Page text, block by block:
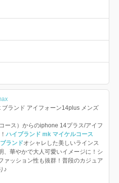
ランド アイフォーン14plus メンズ
ース）からのiphone 14プラス/アイフ
ハイブランド mk マイケルコース
ランドオシャレした美しいラインス
、華やかで大人可愛いイメージに！シ
ァッション性も抜群！普段のカジュア
♪